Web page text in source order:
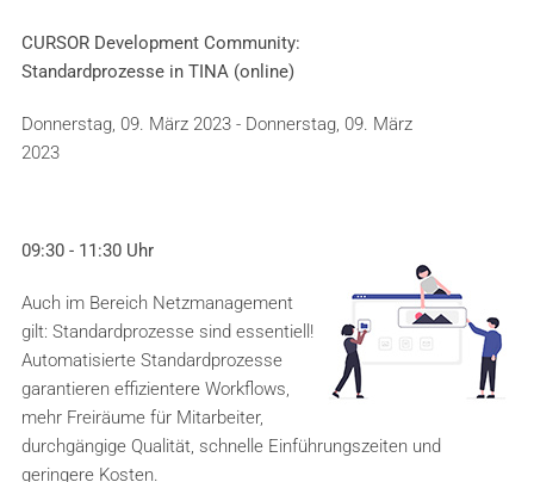
CURSOR Development Community:
Standardprozesse in TINA (online)
Donnerstag, 09. März 2023 - Donnerstag, 09. März
2023
09:30 - 11:30 Uhr
Auch im Bereich Netzmanagement
gilt: Standardprozesse sind essentiell!
Automatisierte Standardprozesse
garantieren effizientere Workflows,
mehr Freiräume für Mitarbeiter,
durchgängige Qualität, schnelle Einführungszeiten und
geringere Kosten.